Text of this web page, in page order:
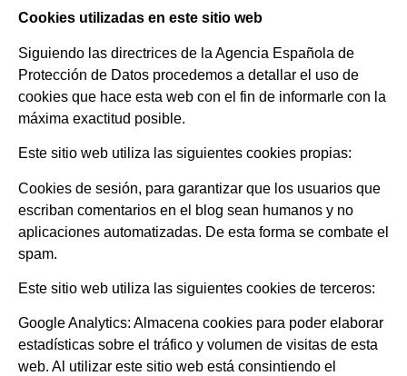
Cookies utilizadas en este sitio web
Siguiendo las directrices de la Agencia Española de
Protección de Datos procedemos a detallar el uso de
cookies que hace esta web con el fin de informarle con la
máxima exactitud posible.
Este sitio web utiliza las siguientes cookies propias:
Cookies de sesión, para garantizar que los usuarios que
escriban comentarios en el blog sean humanos y no
aplicaciones automatizadas. De esta forma se combate el
spam.
Este sitio web utiliza las siguientes cookies de terceros:
Google Analytics: Almacena cookies para poder elaborar
estadísticas sobre el tráfico y volumen de visitas de esta
web. Al utilizar este sitio web está consintiendo el